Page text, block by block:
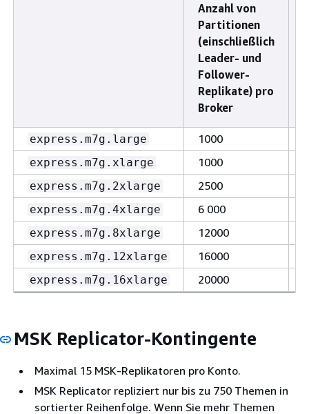
Anzahl von
Partitionen
(einschließlich
Leader- und
Follower-
Replikate) pro
Broker
express.m7g.large 1000
express.m7g.xlarge 1000
express.m7g.2xlarge 2500
express.m7g.4xlarge 6 000
express.m7g.8xlarge 12000
express.m7g.12xlarge 16000
express.m7g.16xlarge 20000
MSK Replicator-Kontingente
Maximal 15 MSK-Replikatoren pro Konto.
MSK Replicator repliziert nur bis zu 750 Themen in
sortierter Reihenfolge. Wenn Sie mehr Themen